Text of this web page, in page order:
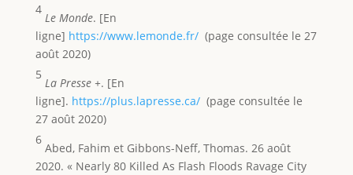
4
Le Monde. [En
ligne] https://www.lemonde.fr/(page consultée le 27
août 2020)
5
La Presse +. [En
ligne]. https://plus.lapresse.ca/(page consultée le
27 août 2020)
6
Abed, Fahim et Gibbons-Neff, Thomas. 26 août
2020. « Nearly 80 Killed As Flash Floods Ravage City